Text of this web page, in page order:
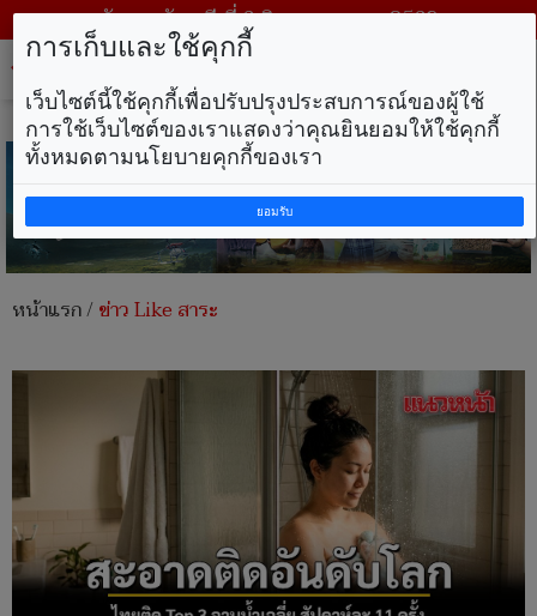
วันพฤหัสบดี ที่ 6 สิงหาคม พ.ศ. 2569
หน้าแรก/ข่าว Like สาระ
การเก็บและใช้คุกกี้
เว็บไซต์นี้ใช้คุกกี้เพื่อปรับปรุงประสบการณ์ของผู้ใช้
การใช้เว็บไซต์ของเราแสดงว่าคุณยินยอมให้ใช้คุกกี้
ทั้งหมดตามนโยบายคุกกี้ของเรา
ยอมรับ